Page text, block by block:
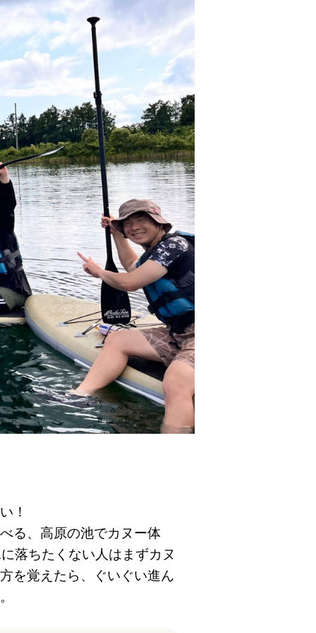
！
る、高原の池でカヌー体
落ちたくない人はまずカヌ
を覚えたら、ぐいぐい進ん